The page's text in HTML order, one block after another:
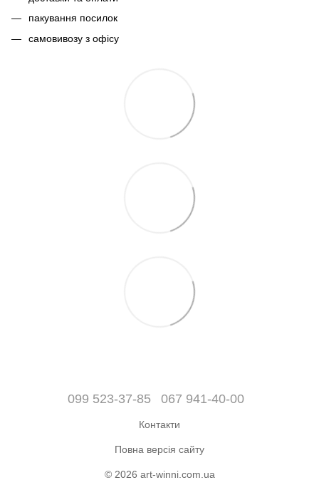
пакування посилок
самовивозу з офісу
099 523-37-85 067 941-40-00
Контакти
Повна версія сайту
© 2026 art-winni.com.ua